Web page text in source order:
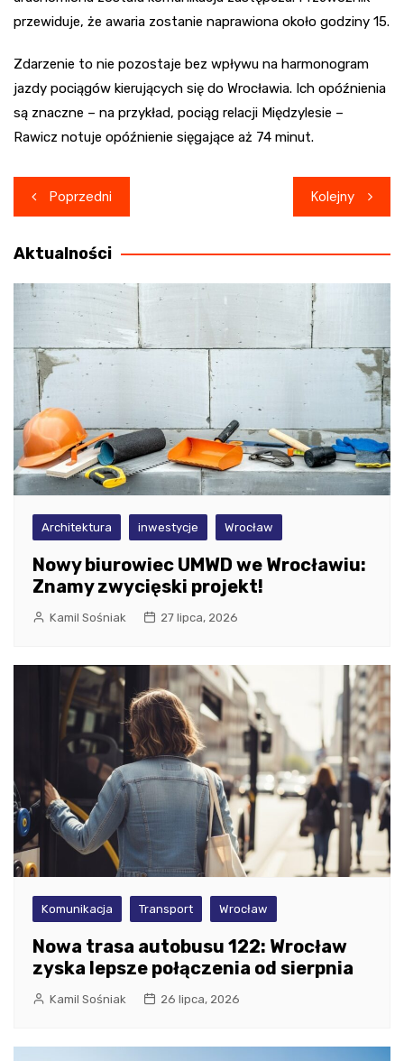
przewiduje, że awaria zostanie naprawiona około godziny 15.
Zdarzenie to nie pozostaje bez wpływu na harmonogram
jazdy pociągów kierujących się do Wrocławia. Ich opóźnienia
są znaczne – na przykład, pociąg relacji Międzylesie –
Rawicz notuje opóźnienie sięgające aż 74 minut.
Nawigacja
wpisu
Poprzedni Kolejny
Aktualności
Architektura inwestycje Wrocław
Nowy biurowiec UMWD we Wrocławiu:
Znamy zwycięski projekt!
Kamil Sośniak 27 lipca, 2026
Komunikacja Transport Wrocław
Nowa trasa autobusu 122: Wrocław
zyska lepsze połączenia od sierpnia
Kamil Sośniak 26 lipca, 2026